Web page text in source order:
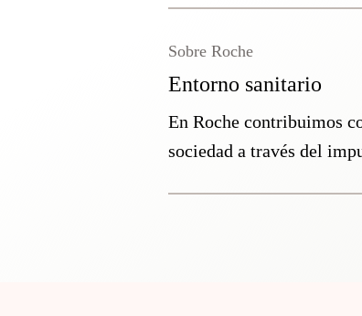
Entorno sanitario
Sobre Roche
En Roche contribuimos
sociedad a través del